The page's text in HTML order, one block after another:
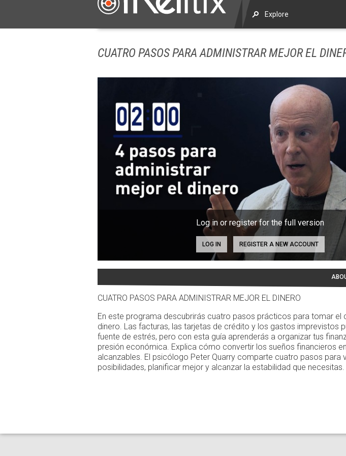
CUATRO PASOS PARA ADMINISTRAR MEJOR EL
Log in or register for the full version
LOG IN REGISTER A NEW ACCOUNT
CUATRO PASOS PARA ADMINISTRAR MEJOR EL DINERO
En este programa descubrirás cuatro pasos prácticos para tomar el
dinero. Las facturas, las tarjetas de crédito y los gastos imprevistos
fuente de estrés, pero con esta guía aprenderás a organizar tus
presión económica. Explica cómo convertir los sueños financieros
alcanzables. El psicólogo Peter Quarry comparte cuatro pasos para
posibilidades, planificar mejor y alcanzar la estabilidad que necesitas.
Explore